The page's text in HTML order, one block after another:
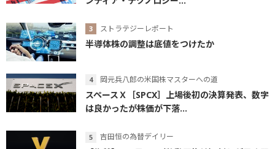
ストラテジーレポート
半導体株の調整は底値をつけたか
岡元兵八郎の米国株マスターへの道
スペースＸ［SPCX］上場後初の決算発表、数字
は良かったが株価が下落...
吉田恒の為替デイリー